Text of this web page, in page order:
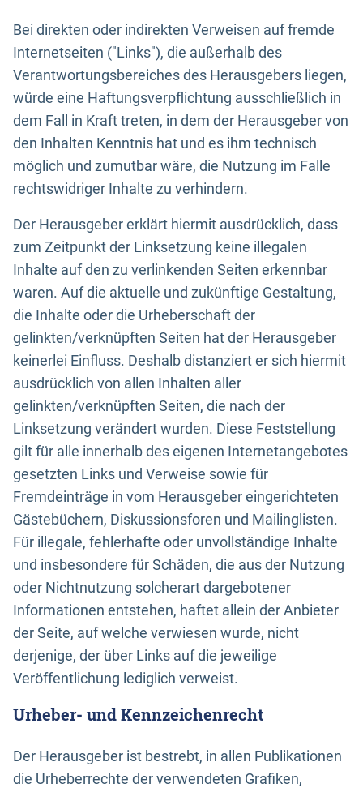
Bei direkten oder indirekten Verweisen auf fremde
Internetseiten ("Links"), die außerhalb des
Verantwortungsbereiches des Herausgebers liegen,
würde eine Haftungsverpflichtung ausschließlich in
dem Fall in Kraft treten, in dem der Herausgeber von
den Inhalten Kenntnis hat und es ihm technisch
möglich und zumutbar wäre, die Nutzung im Falle
rechtswidriger Inhalte zu verhindern.
Der Herausgeber erklärt hiermit ausdrücklich, dass
zum Zeitpunkt der Linksetzung keine illegalen
Inhalte auf den zu verlinkenden Seiten erkennbar
waren. Auf die aktuelle und zukünftige Gestaltung,
die Inhalte oder die Urheberschaft der
gelinkten/verknüpften Seiten hat der Herausgeber
keinerlei Einfluss. Deshalb distanziert er sich hiermit
ausdrücklich von allen Inhalten aller
gelinkten/verknüpften Seiten, die nach der
Linksetzung verändert wurden. Diese Feststellung
gilt für alle innerhalb des eigenen Internetangebotes
gesetzten Links und Verweise sowie für
Fremdeinträge in vom Herausgeber eingerichteten
Gästebüchern, Diskussionsforen und Mailinglisten.
Für illegale, fehlerhafte oder unvollständige Inhalte
und insbesondere für Schäden, die aus der Nutzung
oder Nichtnutzung solcherart dargebotener
Informationen entstehen, haftet allein der Anbieter
der Seite, auf welche verwiesen wurde, nicht
derjenige, der über Links auf die jeweilige
Veröffentlichung lediglich verweist.
Urheber- und Kennzeichenrecht
Der Herausgeber ist bestrebt, in allen Publikationen
die Urheberrechte der verwendeten Grafiken,